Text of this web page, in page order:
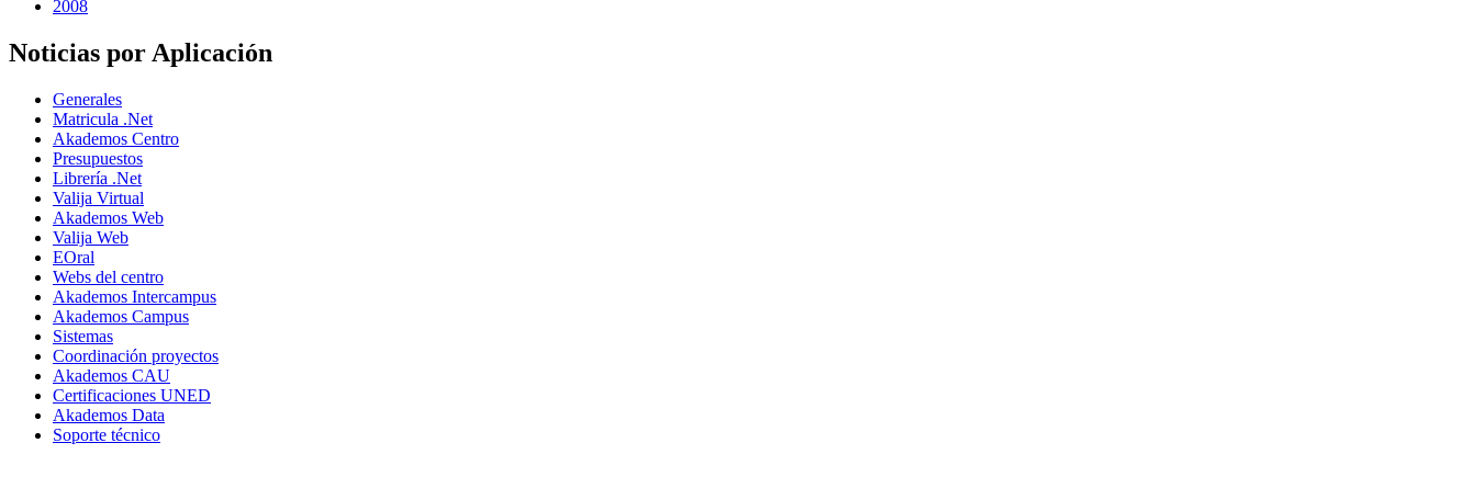
2008
Noticias por Aplicación
Generales
Matricula .Net
Akademos Centro
Presupuestos
Librería .Net
Valija Virtual
Akademos Web
Valija Web
EOral
Webs del centro
Akademos Intercampus
Akademos Campus
Sistemas
Coordinación proyectos
Akademos CAU
Certificaciones UNED
Akademos Data
Soporte técnico